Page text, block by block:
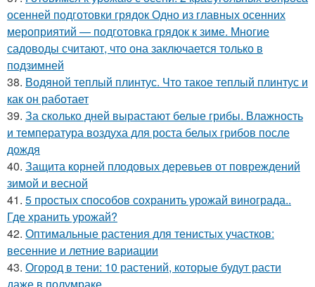
осенней подготовки грядок Одно из главных осенних
мероприятий — подготовка грядок к зиме. Многие
садоводы считают, что она заключается только в
подзимней
38. Водяной теплый плинтус. Что такое теплый плинтус и
как он работает
39. За сколько дней вырастают белые грибы. Влажность
и температура воздуха для роста белых грибов после
дождя
40. Защита корней плодовых деревьев от повреждений
зимой и весной
41. 5 простых способов сохранить урожай винограда..
Где хранить урожай?
42. Оптимальные растения для тенистых участков:
весенние и летние вариации
43. Огород в тени: 10 растений, которые будут расти